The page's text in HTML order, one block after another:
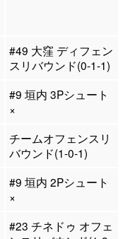
#49 大窪 ディフェン
スリバウンド(0-1-1)
#9 垣内 3Pシュート
×
チームオフェンスリ
バウンド(1-0-1)
#9 垣内 2Pシュート
×
#23 チネドゥ オフェ